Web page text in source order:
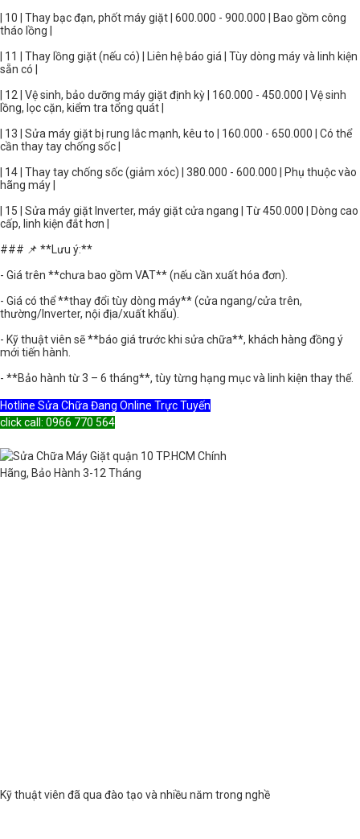
| 10 | Thay bạc đạn, phốt máy giặt | 600.000 - 900.000 | Bao gồm công
tháo lồng |
| 11 | Thay lồng giặt (nếu có) | Liên hệ báo giá | Tùy dòng máy và linh kiện
sẵn có |
| 12 | Vệ sinh, bảo dưỡng máy giặt định kỳ | 160.000 - 450.000 | Vệ sinh
lồng, lọc cặn, kiểm tra tổng quát |
| 13 | Sửa máy giặt bị rung lắc mạnh, kêu to | 160.000 - 650.000 | Có thể
cần thay tay chống sốc |
| 14 | Thay tay chống sốc (giảm xóc) | 380.000 - 600.000 | Phụ thuộc vào
hãng máy |
| 15 | Sửa máy giặt Inverter, máy giặt cửa ngang | Từ 450.000 | Dòng cao
cấp, linh kiện đắt hơn |
### 📌 **Lưu ý:**
- Giá trên **chưa bao gồm VAT** (nếu cần xuất hóa đơn).
- Giá có thể **thay đổi tùy dòng máy** (cửa ngang/cửa trên,
thường/Inverter, nội địa/xuất khẩu).
- Kỹ thuật viên sẽ **báo giá trước khi sửa chữa**, khách hàng đồng ý
mới tiến hành.
- **Bảo hành từ 3 – 6 tháng**, tùy từng hạng mục và linh kiện thay thế.
Hotline Sửa Chữa Đang Online Trực Tuyến
click call: 0966 770 564
Kỹ thuật viên đã qua đào tạo và nhiều năm trong nghề